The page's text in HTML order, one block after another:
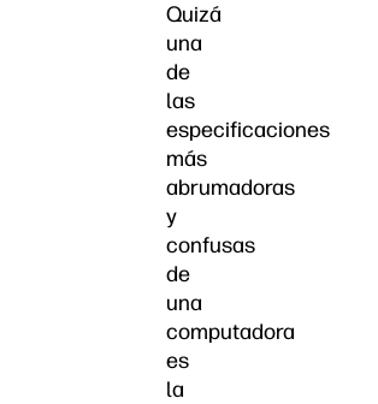
Quizá
una
de
las
especificaciones
más
abrumadoras
y
confusas
de
una
computadora
es
la